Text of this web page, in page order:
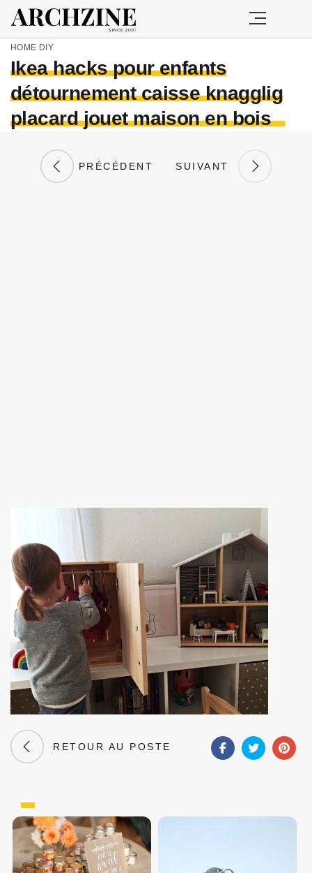
HOME DIY
Ikea hacks pour enfants
détournement caisse knagglig
placard jouet maison en bois
PRÉCÉDENT SUIVANT
RETOUR AU POSTE